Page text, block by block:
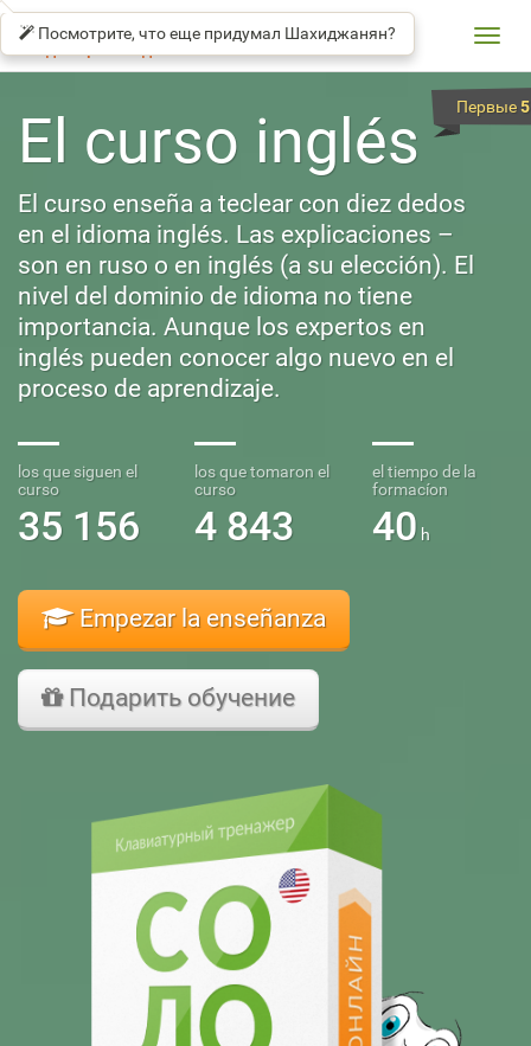
СОЛО КЛАВИАТУРЕ
El curso inglés Первые
El curso enseña a teclear con diez dedos
en el idioma inglés. Las explicaciones –
son en ruso o en inglés (a su elección). El
nivel del dominio de idioma no tiene
importancia. Aunque los expertos en
inglés pueden conocer algo nuevo en el
proceso de aprendizaje.
los que siguen el
curso
35 156
los que tomaron el
curso
4 843
el tiempo de la
formacíon
40 h
Empezar la enseñanza
Подарить обучение
Посмотрите, что еще придумал Шахиджанян?